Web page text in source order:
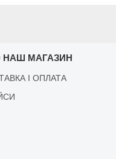
НАШ МАГАЗИН
І ОПЛАТА